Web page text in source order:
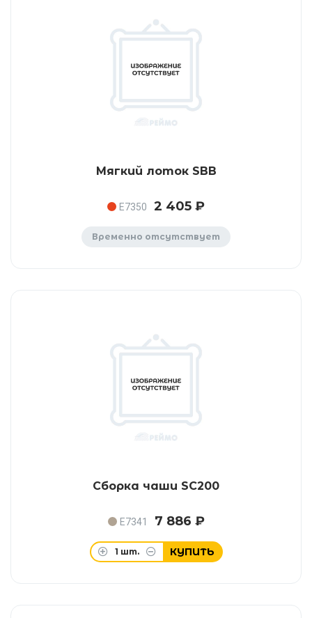
Мягкий лоток SBB
E7350 2 405 ₽
Временно отсутствует
Сборка чаши SC200
E7341 7 886 ₽
1 шт. КУПИТЬ